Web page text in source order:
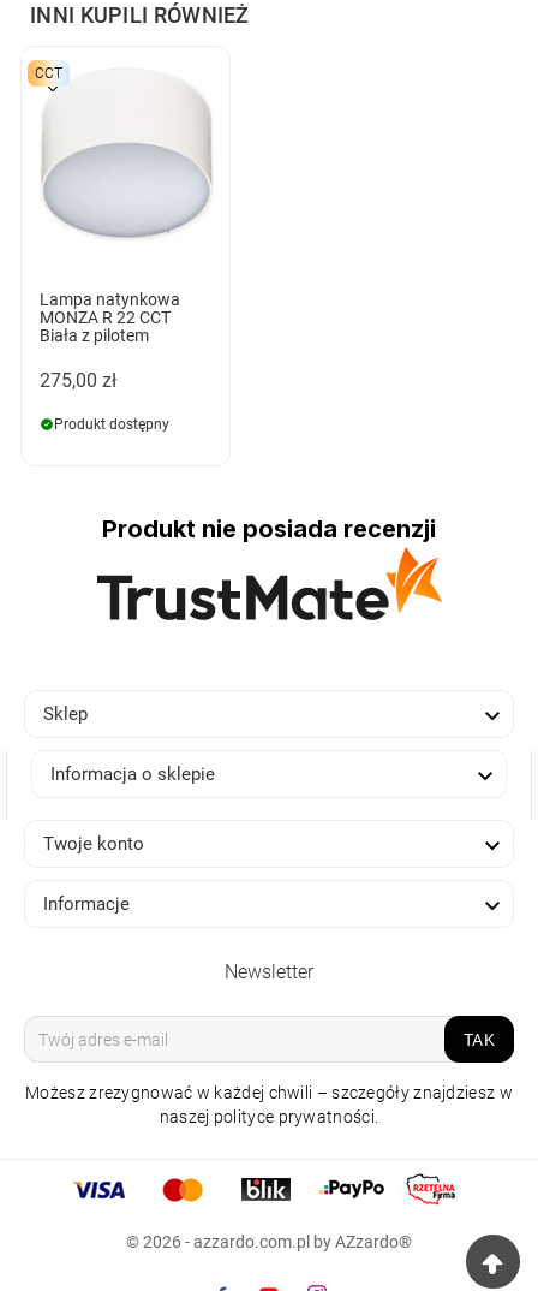
INNI KUPILI RÓWNIEŻ
CCT
Lampa natynkowa
MONZA R 22 CCT
Biała z pilotem
275,00 zł
Produkt dostępny
Produkt nie posiada recenzji
LAMPA NATYNKOWA
MONZA II R 30 3000K
329,00 zł
Sklep 
Informacja o sklepie 
Twoje konto 
Informacje 
Newsletter
TAK
Możesz zrezygnować w każdej chwili – szczegóły znajdziesz w
naszej polityce prywatności.
© 2026 - azzardo.com.pl by AZzardo®